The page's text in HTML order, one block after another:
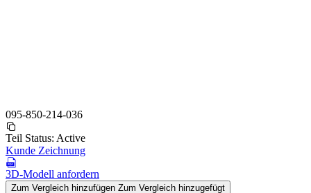
095-850-214-036
Teil Status: Active
Kunde Zeichnung
3D-Modell anfordern
Zum Vergleich hinzufügen Zum Vergleich hinzugefügt